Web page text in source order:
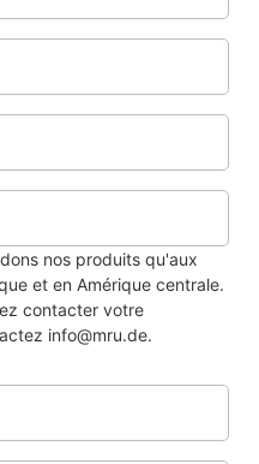
nos produits qu'aux
et en Amérique centrale.
contacter votre
info@mru.de.